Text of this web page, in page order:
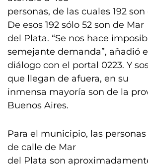
personas, de las cuales 192
De esos 192 sólo 52 son de Mar
del Plata. “Se nos hace
semejante demanda”, añadió
diálogo con el portal 0223. Y
que llegan de afuera, en su
inmensa mayoría son de la
Buenos Aires.
Para el municipio, las
de calle de Mar
del Plata son